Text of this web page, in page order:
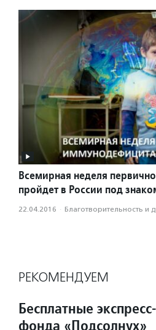
Всемирная неделя
пройдет в России под
22.04.2016 · Благотвори­тель­ность и
РЕКОМЕНДУЕМ
Бесплатные
фонда «Подсолнух»